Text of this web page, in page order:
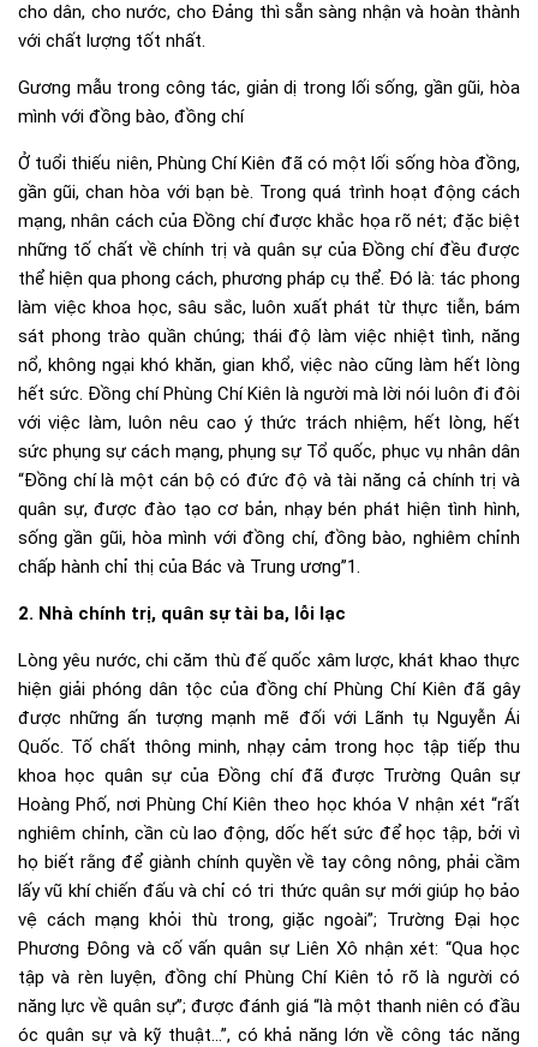
cho dân, cho nước, cho Đảng thì sẵn sàng nhận và hoàn thành
với chất lượng tốt nhất.
Gương mẫu trong công tác, giản dị trong lối sống, gần gũi, hòa
mình với đồng bào, đồng chí
Ở tuổi thiếu niên, Phùng Chí Kiên đã có một lối sống hòa đồng,
gần gũi, chan hòa với bạn bè. Trong quá trình hoạt động cách
mạng, nhân cách của Đồng chí được khắc họa rõ nét; đặc biệt
những tố chất về chính trị và quân sự của Đồng chí đều được
thể hiện qua phong cách, phương pháp cụ thể. Đó là: tác phong
làm việc khoa học, sâu sắc, luôn xuất phát từ thực tiễn, bám
sát phong trào quần chúng; thái độ làm việc nhiệt tình, năng
nổ, không ngại khó khăn, gian khổ, việc nào cũng làm hết lòng
hết sức. Đồng chí Phùng Chí Kiên là người mà lời nói luôn đi đôi
với việc làm, luôn nêu cao ý thức trách nhiệm, hết lòng, hết
sức phụng sự cách mạng, phụng sự Tổ quốc, phục vụ nhân dân
“Đồng chí là một cán bộ có đức độ và tài năng cả chính trị và
quân sự, được đào tạo cơ bản, nhạy bén phát hiện tình hình,
sống gần gũi, hòa mình với đồng chí, đồng bào, nghiêm chỉnh
chấp hành chỉ thị của Bác và Trung ương”1.
2. Nhà chính trị, quân sự tài ba, lỗi lạc
Lòng yêu nước, chi căm thù đế quốc xâm lược, khát khao thực
hiện giải phóng dân tộc của đồng chí Phùng Chí Kiên đã gây
được những ấn tượng mạnh mẽ đối với Lãnh tụ Nguyễn Ái
Quốc. Tố chất thông minh, nhạy cảm trong học tập tiếp thu
khoa học quân sự của Đồng chí đã được Trường Quân sự
Hoàng Phố, nơi Phùng Chí Kiên theo học khóa V nhận xét “rất
nghiêm chỉnh, cần cù lao động, dốc hết sức để học tập, bởi vì
họ biết rằng để giành chính quyền về tay công nông, phải cầm
lấy vũ khí chiến đấu và chỉ có tri thức quân sự mới giúp họ bảo
vệ cách mạng khỏi thù trong, giặc ngoài”; Trường Đại học
Phương Đông và cố vấn quân sự Liên Xô nhận xét: “Qua học
tập và rèn luyện, đồng chí Phùng Chí Kiên tỏ rõ là người có
năng lực về quân sự”; được đánh giá “là một thanh niên có đầu
óc quân sự và kỹ thuật…”, có khả năng lớn về công tác năng